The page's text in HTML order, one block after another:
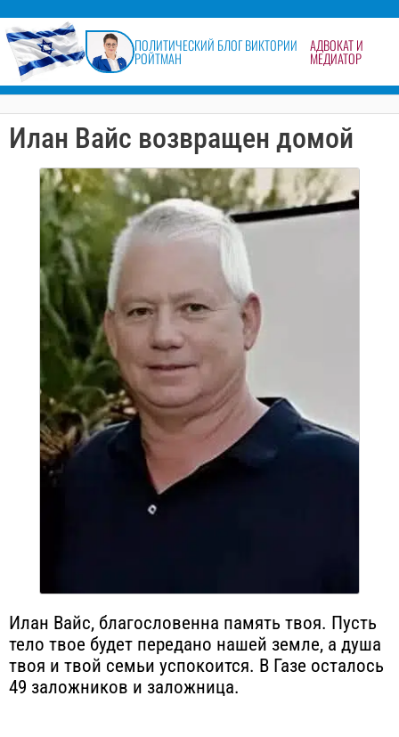
ПОЛИТИЧЕСКИЙ БЛОГ ВИКТОРИИ
РОЙТМАН
АДВОКАТ И
МЕДИАТОР
Илан Вайс возвращен домой
Илан Вайс, благословенна память твоя. Пусть
тело твое будет передано нашей земле, а душа
твоя и твой семьи успокоится. В Газе осталось
49 заложников и заложница.